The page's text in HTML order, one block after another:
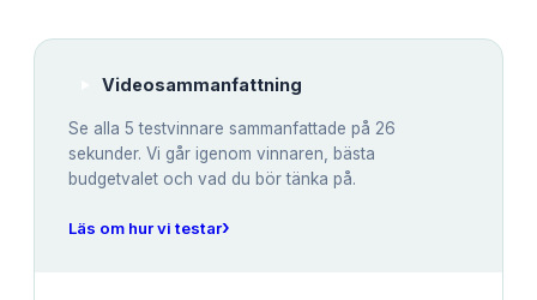
Videosammanfattning
Se alla 5 testvinnare sammanfattade på 26
sekunder. Vi går igenom vinnaren, bästa
budgetvalet och vad du bör tänka på.
Läs om hur vi testar›